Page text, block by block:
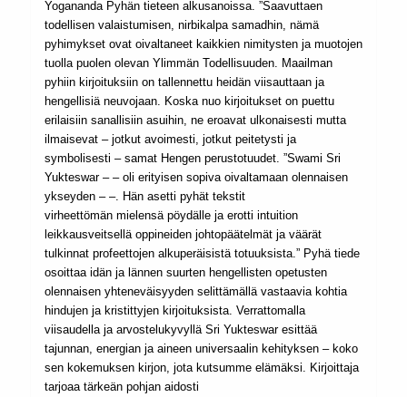
Yogananda Pyhän tieteen alkusanoissa. ”Saavuttaen
todellisen valaistumisen, nirbikalpa samadhin, nämä
pyhimykset ovat oivaltaneet kaikkien nimitysten ja muotojen
tuolla puolen olevan Ylimmän Todellisuuden. Maailman
pyhiin kirjoituksiin on tallennettu heidän viisauttaan ja
hengellisiä neuvojaan. Koska nuo kirjoitukset on puettu
erilaisiin sanallisiin asuihin, ne eroavat ulkonaisesti mutta
ilmaisevat – jotkut avoimesti, jotkut peitetysti ja
symbolisesti – samat Hengen perustotuudet. ”Swami Sri
Yukteswar – – oli erityisen sopiva oivaltamaan olennaisen
ykseyden – –. Hän asetti pyhät tekstit
virheettömän mielensä pöydälle ja erotti intuition
leikkausveitsellä oppineiden johtopäätelmät ja väärät
tulkinnat profeettojen alkuperäisistä totuuksista.” Pyhä tiede
osoittaa idän ja lännen suurten hengellisten opetusten
olennaisen yhteneväisyyden selittämällä vastaavia kohtia
hindujen ja kristittyjen kirjoituksista. Verrattomalla
viisaudella ja arvostelukyvyllä Sri Yukteswar esittää
tajunnan, energian ja aineen universaalin kehityksen – koko
sen kokemuksen kirjon, jota kutsumme elämäksi. Kirjoittaja
tarjoaa tärkeän pohjan aidosti